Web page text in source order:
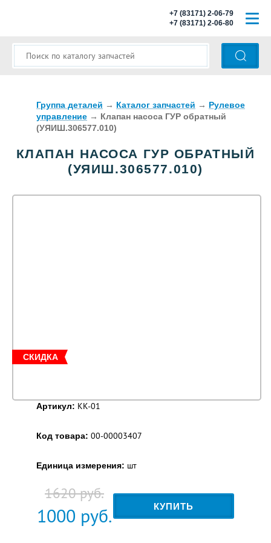
Группа деталей → Каталог запчастей → Рулевое
управление → Клапан насоса ГУР обратный
(УЯИШ.306577.010)
КЛАПАН НАСОСА ГУР ОБРАТНЫЙ
(УЯИШ.306577.010)
СКИДКА
Артикул: KK-01
Код товара: 00-00003407
Единица измерения: шт
1620 руб.
1000 руб. КУПИТЬ
+7 (83171) 2-06-79
+7 (83171) 2-06-80
КАТАЛОГ ЗАПЧАСТЕЙ
МОДЕЛИ АВТОБУСОВ
ОПЛАТА И ДОСТАВКА